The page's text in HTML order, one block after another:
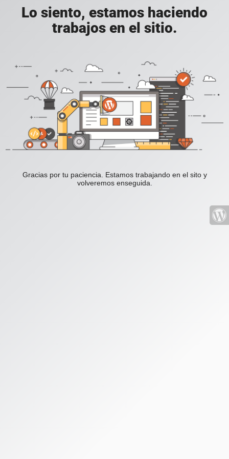
Lo siento, estamos haciendo
trabajos en el sitio.
Gracias por tu paciencia. Estamos trabajando en el sito y
volveremos enseguida.